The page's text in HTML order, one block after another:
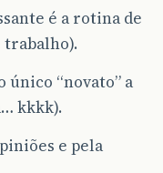
é a rotina de
trabalho).
único “novato” a
kkkk).
e pela